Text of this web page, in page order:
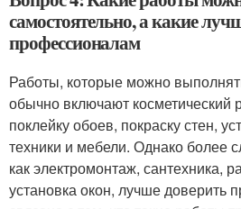
самостоятельно, а какие
профессионалам
Работы, которые можно
обычно включают косметический
поклейку обоев, покраску стен,
техники и мебели. Однако более
как электромонтаж, сантехника,
установка окон, лучше доверить